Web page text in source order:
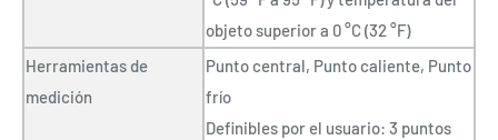
objeto superior a 0 °C (32 °F)
Herramientas de
medición
Punto central, Punto caliente, Punto
frío
Definibles por el usuario: 3 puntos